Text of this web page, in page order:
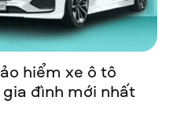
hiểm xe ô tô
đình mới nhất